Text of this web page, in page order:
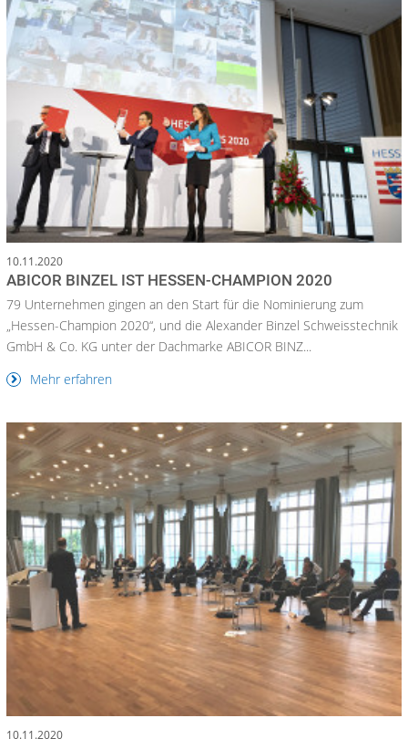
10.11.2020
ABICOR BINZEL IST HESSEN-CHAMPION 2020
79 Unternehmen gingen an den Start für die Nominierung zum
„Hessen-Champion 2020“, und die Alexander Binzel Schweisstechnik
GmbH & Co. KG unter der Dachmarke ABICOR BINZ...
Mehr erfahren
10.11.2020